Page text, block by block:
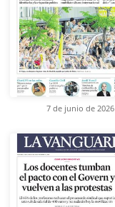
7 de junio de 2026